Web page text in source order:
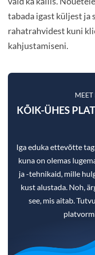
tabada igast küljest ja
rahatrahvidest kuni
kahjustamiseni.
KÕIK-ÜHES
Iga eduka ettevõtte
kuna on olemas
ja -tehnikaid, mille
kust alustada. Noh,
see, mis aitab.